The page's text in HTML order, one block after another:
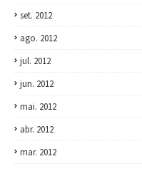
set. 2012
ago. 2012
jul. 2012
jun. 2012
mai. 2012
abr. 2012
mar. 2012